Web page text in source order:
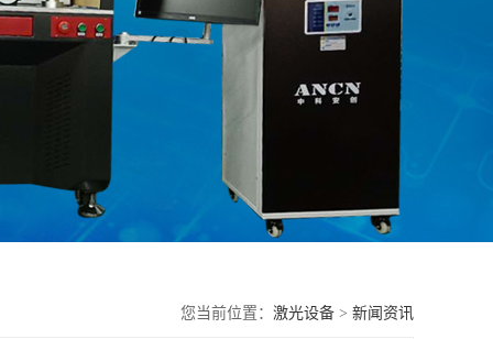
您当前位置： 激光设备 > 新闻资讯